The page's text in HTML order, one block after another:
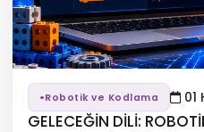
Robotik ve Kodlama 01
GELECEĞİN DİLİ: